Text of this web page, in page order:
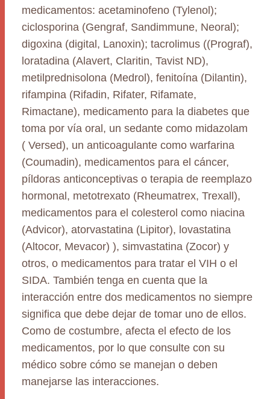
medicamentos: acetaminofeno (Tylenol);
ciclosporina (Gengraf, Sandimmune, Neoral);
digoxina (digital, Lanoxin); tacrolimus ((Prograf),
loratadina (Alavert, Claritin, Tavist ND),
metilprednisolona (Medrol), fenitoína (Dilantin),
rifampina (Rifadin, Rifater, Rifamate,
Rimactane), medicamento para la diabetes que
toma por vía oral, un sedante como midazolam
( Versed), un anticoagulante como warfarina
(Coumadin), medicamentos para el cáncer,
píldoras anticonceptivas o terapia de reemplazo
hormonal, metotrexato (Rheumatrex, Trexall),
medicamentos para el colesterol como niacina
(Advicor), atorvastatina (Lipitor), lovastatina
(Altocor, Mevacor) ), simvastatina (Zocor) y
otros, o medicamentos para tratar el VIH o el
SIDA. También tenga en cuenta que la
interacción entre dos medicamentos no siempre
significa que debe dejar de tomar uno de ellos.
Como de costumbre, afecta el efecto de los
medicamentos, por lo que consulte con su
médico sobre cómo se manejan o deben
manejarse las interacciones.